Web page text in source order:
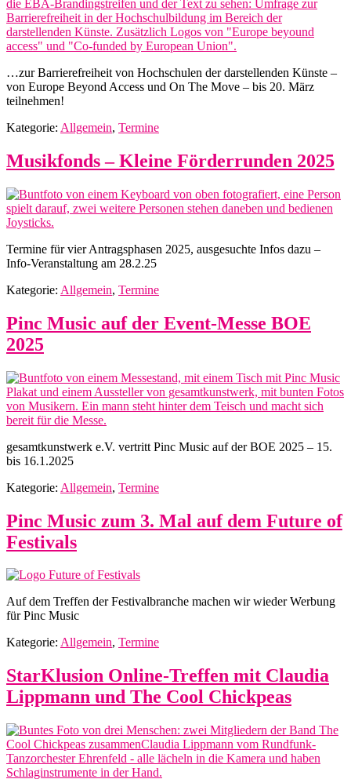
…zur Barrierefreiheit von Hochschulen der darstellenden Künste –
von Europe Beyond Access und On The Move – bis 20. März
teilnehmen!
Kategorie: Allgemein, Termine
Musikfonds – Kleine Förderrunden 2025
Termine für vier Antragsphasen 2025, ausgesuchte Infos dazu –
Info-Veranstaltung am 28.2.25
Kategorie: Allgemein, Termine
Pinc Music auf der Event-Messe BOE
2025
gesamtkunstwerk e.V. vertritt Pinc Music auf der BOE 2025 – 15.
bis 16.1.2025
Kategorie: Allgemein, Termine
Pinc Music zum 3. Mal auf dem Future of
Festivals
Auf dem Treffen der Festivalbranche machen wir wieder Werbung
für Pinc Music
Kategorie: Allgemein, Termine
StarKlusion Online-Treffen mit Claudia
Lippmann und The Cool Chickpeas